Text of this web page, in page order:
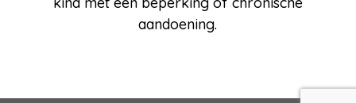
aandoening.